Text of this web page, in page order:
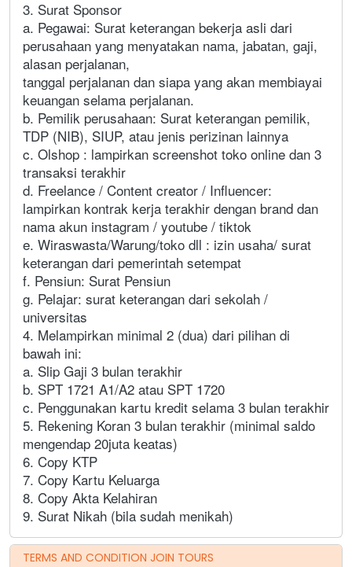
3. Surat Sponsor
a. Pegawai: Surat keterangan bekerja asli dari
perusahaan yang menyatakan nama, jabatan, gaji,
alasan perjalanan,
tanggal perjalanan dan siapa yang akan membiayai
keuangan selama perjalanan.
b. Pemilik perusahaan: Surat keterangan pemilik,
TDP (NIB), SIUP, atau jenis perizinan lainnya
c. Olshop : lampirkan screenshot toko online dan 3
transaksi terakhir
d. Freelance / Content creator / Influencer:
lampirkan kontrak kerja terakhir dengan brand dan
nama akun instagram / youtube / tiktok
e. Wiraswasta/Warung/toko dll : izin usaha/ surat
keterangan dari pemerintah setempat
f. Pensiun: Surat Pensiun
g. Pelajar: surat keterangan dari sekolah /
universitas
4. Melampirkan minimal 2 (dua) dari pilihan di
bawah ini:
a. Slip Gaji 3 bulan terakhir
b. SPT 1721 A1/A2 atau SPT 1720
c. Penggunakan kartu kredit selama 3 bulan terakhir
5. Rekening Koran 3 bulan terakhir (minimal saldo
mengendap 20juta keatas)
6. Copy KTP
7. Copy Kartu Keluarga
8. Copy Akta Kelahiran
9. Surat Nikah (bila sudah menikah)
TERMS AND CONDITION JOIN TOURS